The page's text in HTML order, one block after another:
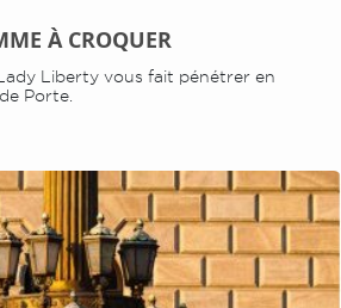
À CROQUER
Liberty vous fait pénétrer en
Porte.